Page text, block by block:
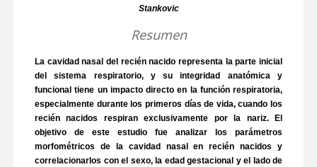
Stankovic
Resumen
La cavidad nasal del recién nacido representa la parte inicial
del sistema respiratorio, y su integridad anatómica y
funcional tiene un impacto directo en la función respiratoria,
especialmente durante los primeros días de vida, cuando los
recién nacidos respiran exclusivamente por la nariz. El
objetivo de este estudio fue analizar los parámetros
morfométricos de la cavidad nasal en recién nacidos y
correlacionarlos con el sexo, la edad gestacional y el lado de